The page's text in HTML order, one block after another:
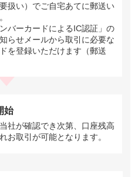
要扱い）でご自宅あてに郵送い
ンバーカードによるIC認証」の
らせメールから取引に必要な
を登録いただけます（郵送
始
社が確認でき次第、口座残高
お取引が可能となります。